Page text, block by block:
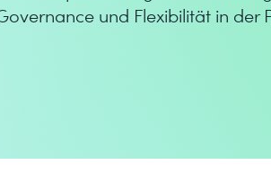
und Flexibilität in der